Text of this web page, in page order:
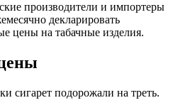
производители и импортеры
декларировать
цены на табачные изделия.
сигарет подорожали на треть.